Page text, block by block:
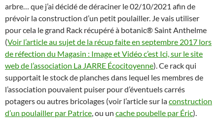
arbre… que j’ai décidé de déraciner le 02/10/2021 afin de
prévoir la construction d’un petit poulailler. Je vais utiliser
pour cela le grand Rack récupéré à botanic® Saint Anthelme
(Voir l’article au sujet de la récup faite en septembre 2017 lors
de réfection du Magasin : Image et Vidéo c’est Ici, sur le site
web de l’association La JARRE Écocitoyenne). Ce rack qui
supportait le stock de planches dans lequel les membres de
l’association pouvaient puiser pour d’éventuels carrés
potagers ou autres bricolages (voir l’article sur laconstruction
d’un poulailler par Patrice, ou un cache poubelle par Éric).